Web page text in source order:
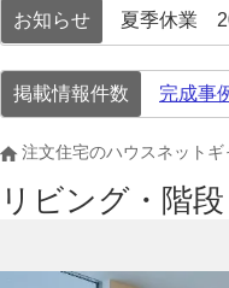
お知らせ 夏季休業
掲載情報件数 完成事
注文住宅のハウスネットギ
リビング・階段